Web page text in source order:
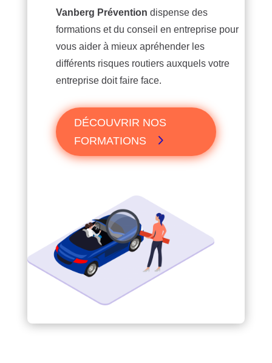
Vanberg Prévention dispense des
formations et du conseil en entreprise pour
vous aider à mieux apréhender les
différents risques routiers auxquels votre
entreprise doit faire face.
DÉCOUVRIR NOS
FORMATIONS